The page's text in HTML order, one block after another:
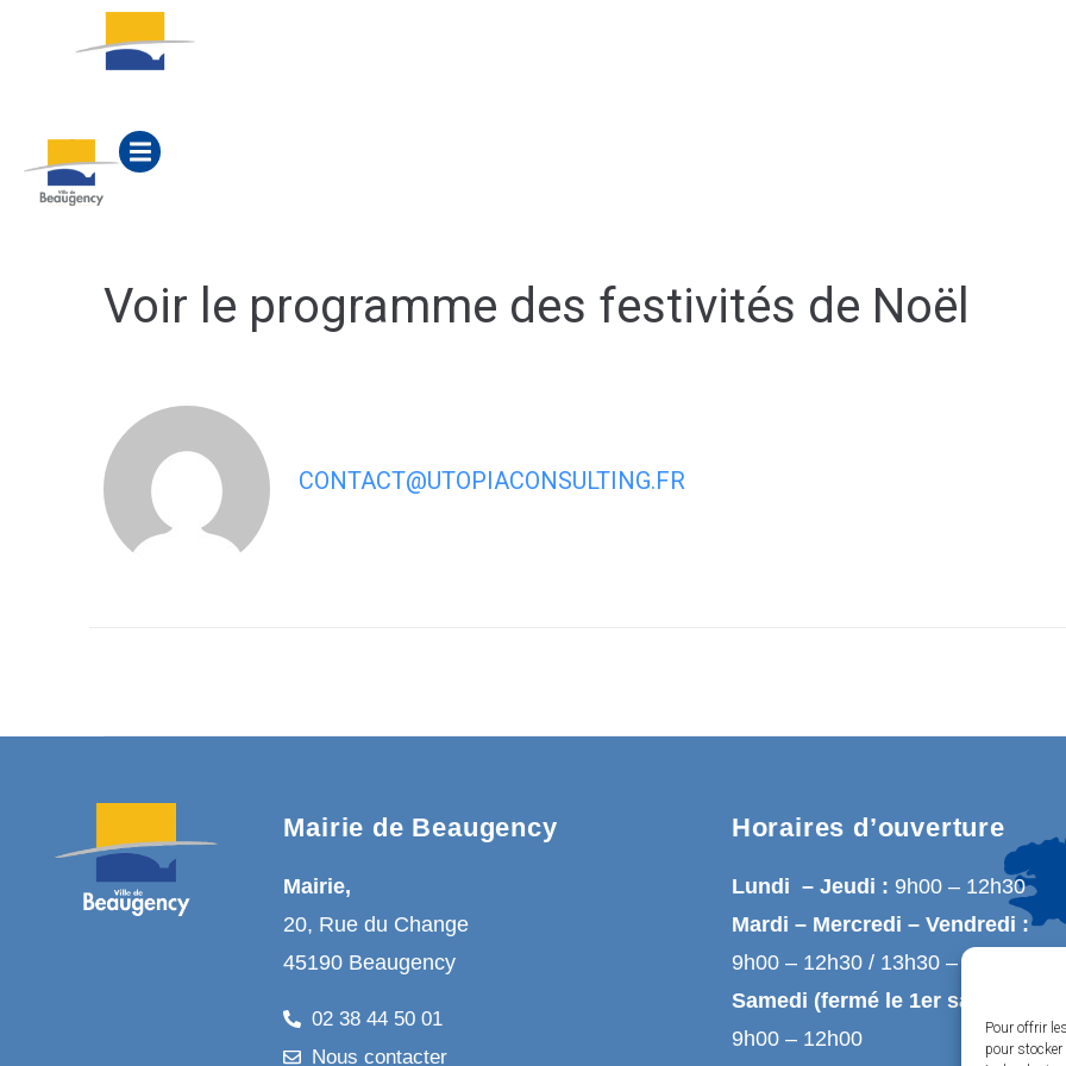
Pour offrir
pour
Voir le programme des festivités de Noël
CONTACT@UTOPIACONSULTING.FR
Mairie de Beaugency
Mairie,
20, Rue du Change
45190 Beaugency
02 38 44 50 01
Nous contacter
Horaires d’ouverture
Lundi – Jeudi : 9h00 – 12h30
Mardi – Mercredi – Vendredi :
9h00 – 12h30 / 13h30 – 17h00
Samedi (fermé le 1er samedi du
9h00 – 12h00